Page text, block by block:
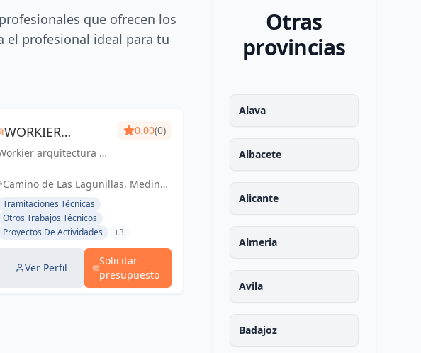
que ofrecen los
el profesional ideal para tu
WORKIER
ARQUITECTURA
S.L.
arquitectura de
Entendemos y
adatamos las
necesidades a las
construcción
0.00(0)
Camino de Las Lagunillas, Medina
del Campo, España, España
Tramitaciones Técnicas
Otros Trabajos Técnicos
Proyectos De Actividades
+3
Ver Perfil
Solicitar
presupuesto
Otras
provincias
Alava
Albacete
Alicante
Almeria
Avila
Badajoz